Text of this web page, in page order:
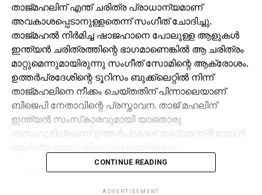
താജ്മഹലിന് എന്ത് ചരിത്ര പ്രാധാന്യമാണ്
അവകാശപ്പെടാനുള്ളതെന്ന് സംഗീത് ചോദിച്ചു.
താജ്മഹല്‍ നിര്‍മിച്ച ഷാജഹാനെ പോലുള്ള ആളുകള്‍
ഇന്ത്യന്‍ ചരിത്രത്തിന്റെ ഭാഗമാണെങ്കില്‍ ആ ചരിത്രം
മാറ്റുമെന്നുമായിരുന്നു സംഗീത് സോമിന്റെ ആക്രോശം.
ഉത്തര്‍പ്രദേശിന്റെ ടൂറിസം ബുക്ക്‌ലെറ്റില്‍ നിന്ന്
താജ്മഹലിനെ നീക്കം ചെയ്തതിന് പിന്നാലെയാണ്
ബിജെപി നേതാവിന്റെ പ്രസ്താവന. താജ് മഹലിന്
ഇന്ത്യന്‍ സംസ്‌കാരവുമായി യാതൊരു
ബന്ധവുമില്ലെന്ന് ഉത്തര്‍പ്രദേശ് മുഖ്യമന്ത്രി യോഗി
CONTINUE READING
ADVERTISEMENT